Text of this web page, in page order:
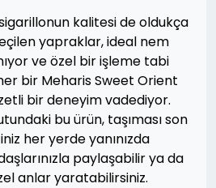
kalitesi de oldukça
yapraklar, ideal nem
ve özel bir işleme tabi
bir Meharis Sweet Orient
bir deneyim vadediyor.
bu ürün, taşıması son
her yerde yanınızda
paylaşabilir ya da
anlar yaratabilirsiniz.